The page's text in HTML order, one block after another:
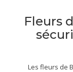
Fleurs
Les fleurs de